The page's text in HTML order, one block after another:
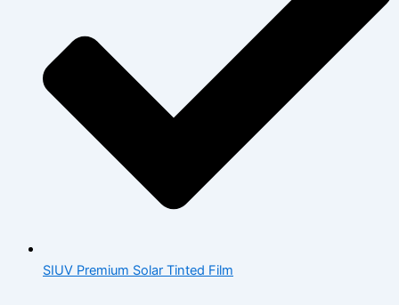
SIUV Premium Solar Tinted Film